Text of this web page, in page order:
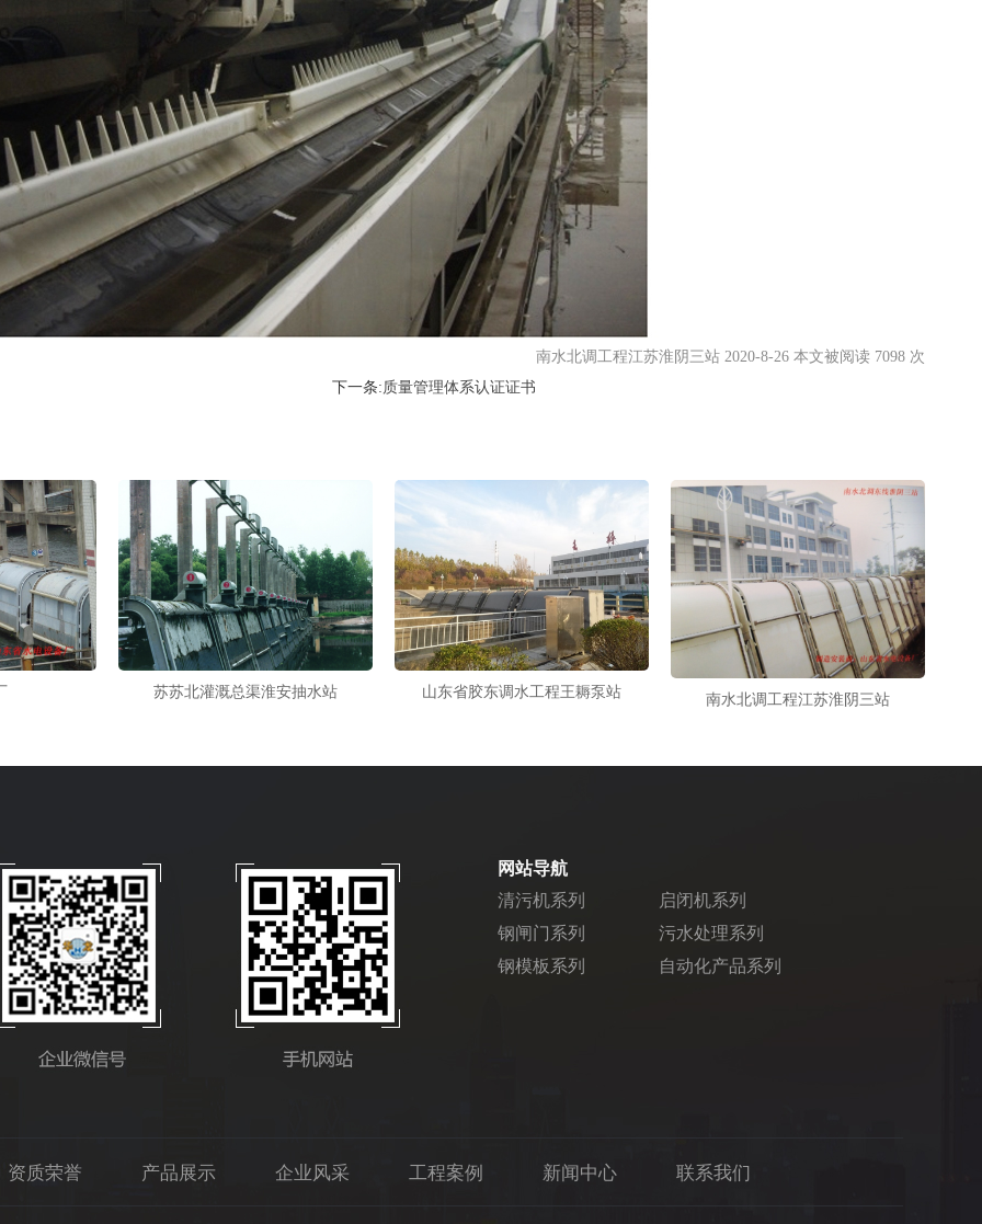
南水北调工程江苏淮阴三站 2020-8-26 本文被阅读 7098 次
下一条: 质量管理体系认证证书
苏苏北灌溉总渠淮安抽水站 山东省胶东调水工程王耨泵站
南水北调工程江苏淮阴三站
网站导航
清污机系列
启闭机系列
钢闸门系列
污水处理系列
钢模板系列
自动化产品系列
资质荣誉 产品展示 企业风采 工程案例 新闻中心 联系我们